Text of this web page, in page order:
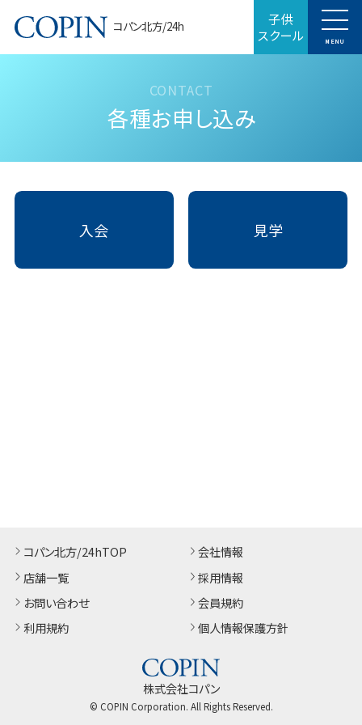
コパン北方/24h 子供
スクール MENU
各種お申し込み
入会 見学
コパン北方/24hTOP
店舗一覧
お問い合わせ
利用規約
会社情報
採用情報
会員規約
個人情報保護方針
株式会社コパン
© COPIN Corporation. All Rights Reserved.